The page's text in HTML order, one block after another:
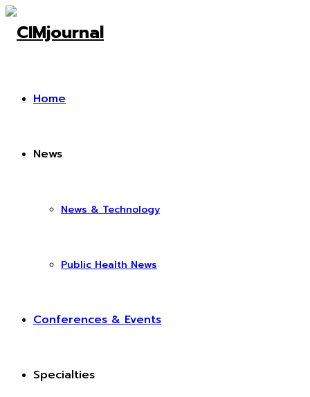
Home
News
News & Technology
Public Health News
Conferences & Events
Specialties